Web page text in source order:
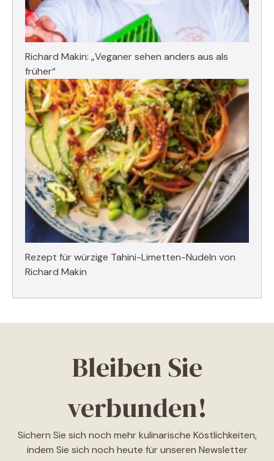
Richard Makin: „Veganer sehen anders aus als
früher“
Rezept für würzige Tahini-Limetten-Nudeln von
Richard Makin
Bleiben Sie
verbunden!
Sichern Sie sich noch mehr kulinarische Köstlichkeiten,
indem Sie sich noch heute für unseren Newsletter